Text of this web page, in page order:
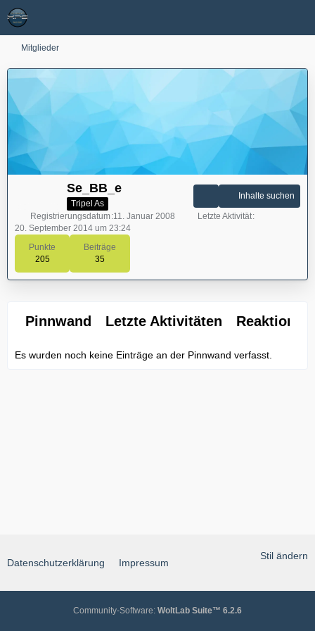
Mitglieder
Se_BB_e
Tripel As
Punkte
205
Beiträge
35
Inhalte suchen
Registrierungsdatum 11. Januar 2008
Letzte Aktivität
20. September 2014 um 23:24
Pinnwand Letzte Aktivitäten Reaktionen
Es wurden noch keine Einträge an der Pinnwand verfasst.
Stil ändern
Datenschutzerklärung Impressum
Community-Software: WoltLab Suite™ 6.2.6